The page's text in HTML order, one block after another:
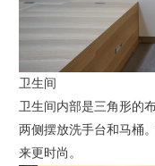
卫生间
卫生间内部是三角形的
两侧摆放洗手台和马桶
来更时尚。